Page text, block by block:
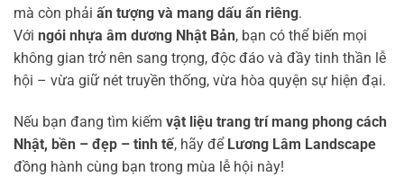
mà còn phải ấn tượng và mang dấu ấn riêng.
Với ngói nhựa âm dương Nhật Bản, bạn có thể biến mọi
không gian trở nên sang trọng, độc đáo và đầy tinh thần lễ
hội – vừa giữ nét truyền thống, vừa hòa quyện sự hiện đại.
Nếu bạn đang tìm kiếm vật liệu trang trí mang phong cách
Nhật, bền – đẹp – tinh tế, hãy để Lương Lâm Landscape
đồng hành cùng bạn trong mùa lễ hội này!